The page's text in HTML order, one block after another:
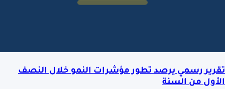
تقرير رسمي يرصد تطور مؤشرات النمو خلال النصف
الأول من السنة